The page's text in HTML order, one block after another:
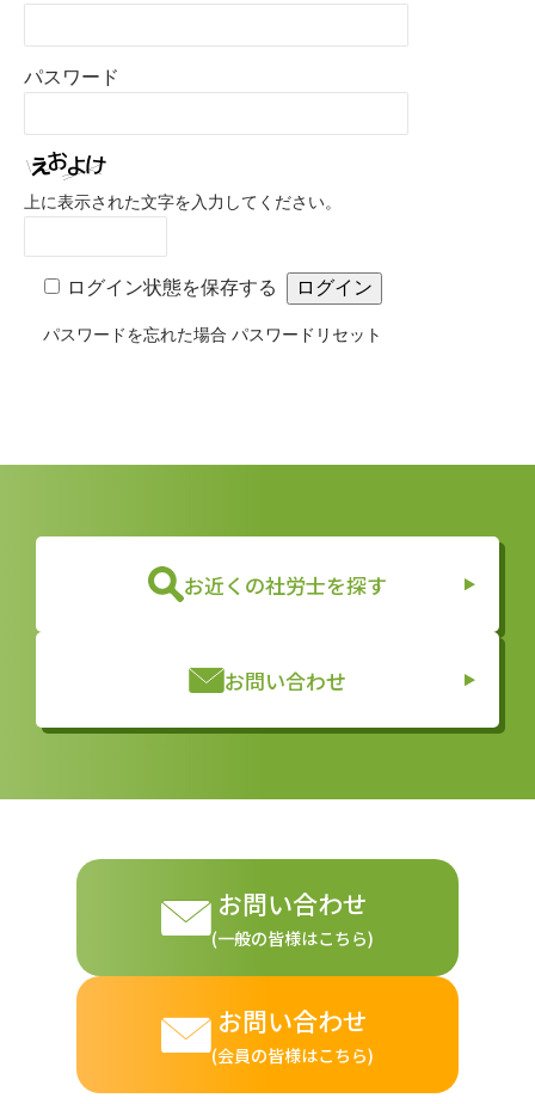
パスワード
上に表示された文字を入力してください。
ログイン状態を保存する
パスワードを忘れた場合 パスワードリセット
お近くの社労士を探す
お問い合わせ
お問い合わせ
(一般の皆様はこちら)
お問い合わせ
(会員の皆様はこちら)